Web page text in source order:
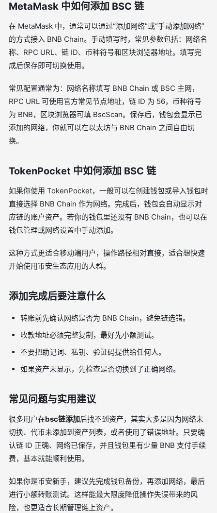
MetaMask 中如何添加 BSC 链
在 MetaMask 中，通常可以通过“添加网络”或“手动添加网络”
的方式接入 BNB Chain。手动填写时，常见参数包括：网络名
称、RPC URL、链 ID、币种符号和区块浏览器地址。填写完
成后保存即可切换使用。
常见配置通常为：网络名称填写 BNB Chain 或 BSC 主网，
RPC URL 可使用官方常见节点地址，链 ID 为 56，币种符号
为 BNB，区块浏览器可填 BscScan。保存后，钱包会显示已
添加的网络，你就可以在以太坊与 BNB Chain 之间自由切
换。
TokenPocket 中如何添加 BSC 链
如果你使用 TokenPocket，一般可以在创建钱包或导入钱包时
直接选择 BNB Chain 作为网络。完成后，钱包会自动显示对
应链的账户资产。若你的钱包里还没有 BNB Chain，也可以在
钱包管理或网络设置中手动添加。
这种方式更适合移动端用户，操作路径相对直接，适合想快速
开始使用币安生态应用的人群。
添加完成后要注意什么
转账前先确认网络是否为 BNB Chain，避免链选错。
收款地址必须完整复制，最好先小额测试。
不要把助记词、私钥、验证码提供给任何人。
如果资产未显示，先检查是否切换到了正确网络。
常见问题与实用建议
很多用户在bsc链添加后找不到资产，其实大多是因为网络未
切换、代币未添加到资产列表，或者使用了错误地址。只要确
认链 ID 正确、网络已保存，并且钱包里有少量 BNB 支付手续
费，基本就能顺利使用。
如果你是币安新手，建议先完成钱包备份，再添加网络，最后
进行小额转账测试。这样能最大限度降低操作失误带来的风
险，也更适合长期管理链上资产。